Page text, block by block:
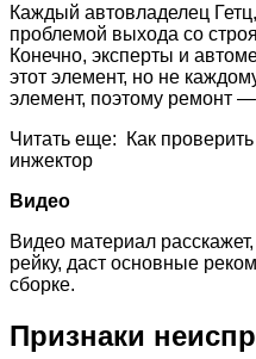
Каждый автовладелец
проблемой выхода со
Конечно, эксперты и
этот элемент, но не
элемент, поэтому ремонт
Читать еще: Как
инжектор
Видео
Видео материал
рейку, даст основные
сборке.
Признаки